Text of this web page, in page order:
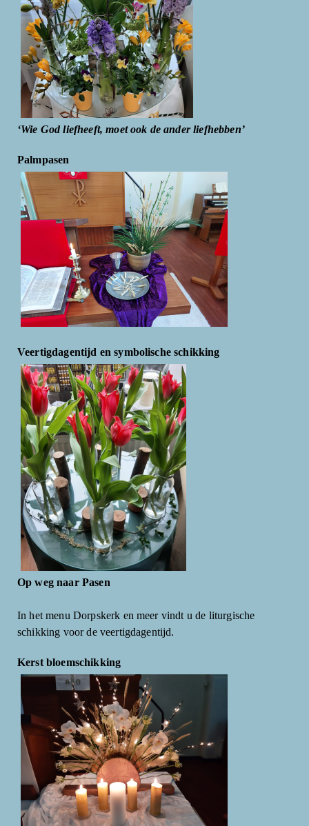
‘Wie God liefheeft, moet ook de ander liefhebben’
Palmpasen
Veertigdagentijd en symbolische schikking
Op weg naar Pasen
In het menu Dorpskerk en meer vindt u de liturgische
schikking voor de veertigdagentijd.
Kerst bloemschikking